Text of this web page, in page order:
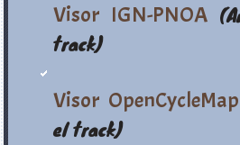
Visor IGN-PNOA
track)
Visor OpenCycleMap
el track)